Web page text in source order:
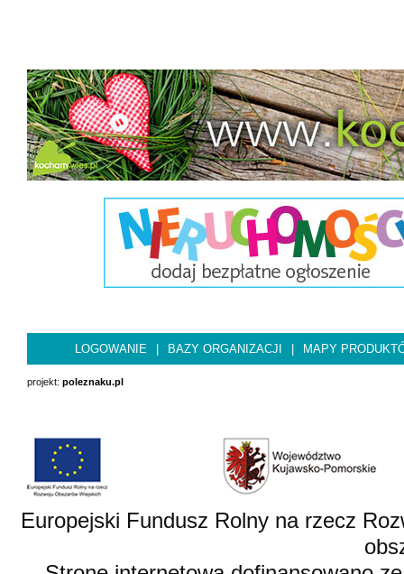
LOGOWANIE BAZY ORGANIZACJI MAPY
projekt: poleznaku.pl
Europejski Fundusz Rolny na rzecz